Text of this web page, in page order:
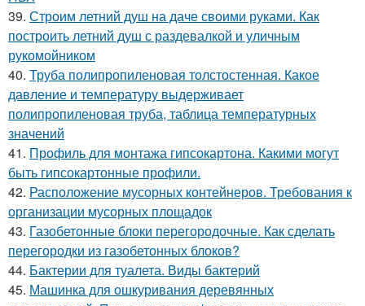
39. Строим летний душ на даче своими руками. Как
построить летний душ с раздевалкой и уличным
рукомойником
40. Труба полипропиленовая толстостенная. Какое
давление и температуру выдерживает
полипропиленовая труба, таблица температурных
значений
41. Профиль для монтажа гипсокартона. Какими могут
быть гипсокартонные профили.
42. Расположение мусорных контейнеров. Требования к
организации мусорных площадок
43. Газобетонные блоки перегородочные. Как сделать
перегородки из газобетонных блоков?
44. Бактерии для туалета. Виды бактерий
45. Машинка для ошкуривания деревянных